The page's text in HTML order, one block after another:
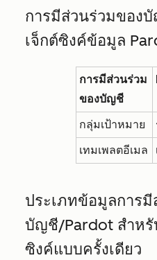
การมีส่วนร่วมของ
เจ็กต์ซิงค์ข้อมูล
การมีส่วนร่วม
ของบัญชี
กลุ่มเป้าหมาย
เทมเพลตอีเมล
ประเภทข้อมูลการ
บัญชี/Pardot สำหรั
ซิงค์แบบครั้งเดียว